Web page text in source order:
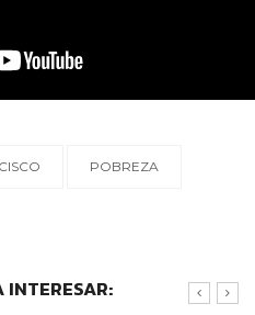
POBREZA
INTERESAR: